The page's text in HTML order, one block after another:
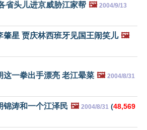
省头儿进京威胁江家帮 🖼️ 2004/9/13
肇星 贾庆林西班牙见国王闹笑儿 🖼️
这一拳出手漂亮 老江晕菜 🖼️ 2004/8/31
锦涛和一个江泽民 🖼️ 2004/8/31 (48,569